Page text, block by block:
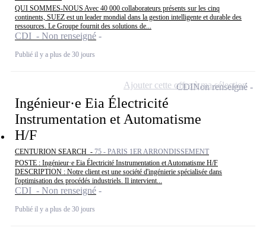
QUI SOMMES-NOUS Avec 40 000 collaborateurs présents sur les cinq
continents, SUEZ est un leader mondial dans la gestion intelligente et durable des
ressources. Le Groupe fournit des solutions de...
CDI - Non renseigné
Publié il y a plus de 30 jours
Ingénieur·e Eia Électricité
Instrumentation et Automatisme
H/F
CENTURION SEARCH - 75 - PARIS 1ER ARRONDISSEMENT
POSTE : Ingénieur·e Eia Électricité Instrumentation et Automatisme H/F
DESCRIPTION : Notre client est une société d'ingénierie spécialisée dans
l'optimisation des procédés industriels. Il intervient...
CDI - Non renseigné
Publié il y a plus de 30 jours
CDINon renseigné
Ajouter cette offre à ma sélection